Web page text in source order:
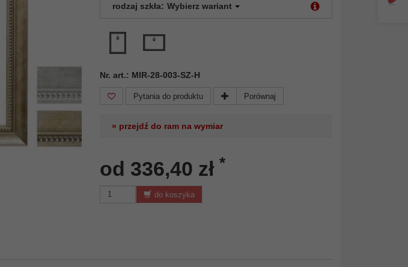
rodzaj szkła: Wybierz wariant
Nr. art.: MIR-28-003-SZ-H
Pytania do produktu Porównaj
» przejdź do ram na wymiar
od 336,40 zł *
do koszyka